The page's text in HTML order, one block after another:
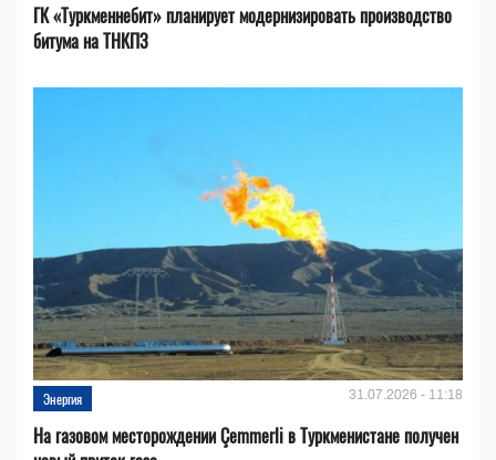
ГК «Туркменнебит» планирует модернизировать производство
битума на ТНКПЗ
Энергия 31.07.2026 - 11:18
На газовом месторождении Çemmerli в Туркменистане получен